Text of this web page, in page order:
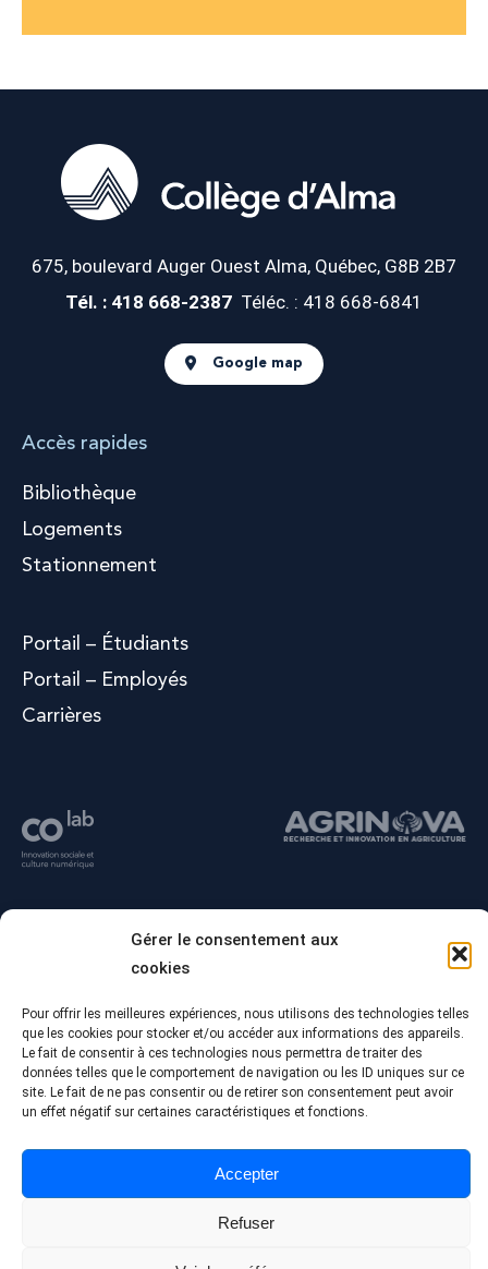
Gérer le consentement aux
cookies
Pour offrir les meilleures expériences, nous utilisons des technologies telles
que les cookies pour stocker et/ou accéder aux informations des appareils.
Le fait de consentir à ces technologies nous permettra de traiter des
données telles que le comportement de navigation ou les ID uniques sur ce
site. Le fait de ne pas consentir ou de retirer son consentement peut avoir
un effet négatif sur certaines caractéristiques et fonctions.
Accepter
Refuser
675, boulevard Auger Ouest Alma, Québec, G8B 2B7
Tél. : 418 668-2387 Téléc. : 418 668-6841
Google map
Accès rapides
Bibliothèque
Logements
Stationnement
Portail – Étudiants
Portail – Employés
Carrières
© Tous droits réservés - Collège Alma
Conception Web : Agence Polka/Arsenal